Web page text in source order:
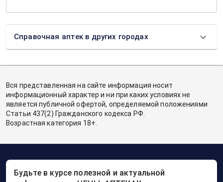
Справочная аптек в других городах
Вся представленная на сайте информация носит
информационный характер и ни при каких условиях не
является публичной офертой, определяемой положениями
Статьи 437(2) Гражданского кодекса РФ.
Возрастная категория 18+.
Будьте в курсе полезной и актуальной